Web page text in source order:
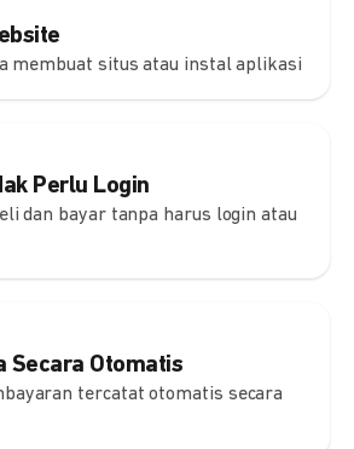
membuat situs atau instal aplikasi
Perlu Login
dan bayar tanpa harus login atau
Secara Otomatis
tercatat otomatis secara